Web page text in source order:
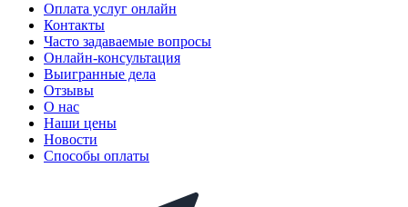
Оплата услуг онлайн
Контакты
Часто задаваемые вопросы
Онлайн-консультация
Выигранные дела
Отзывы
О нас
Наши цены
Новости
Способы оплаты